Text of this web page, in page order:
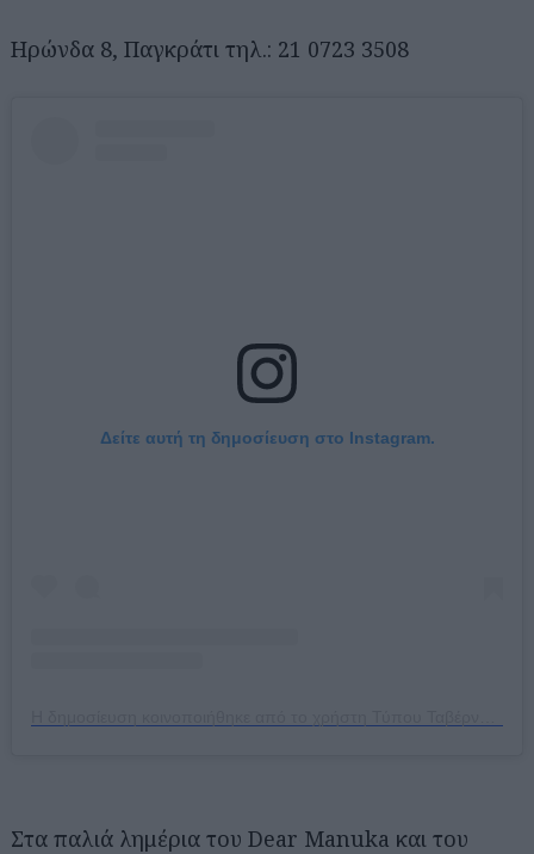
Ηρώνδα 8, Παγκράτι τηλ.: 21 0723 3508
Δείτε αυτή τη δημοσίευση στο Instagram.
Στα παλιά λημέρια του Dear Manuka και του